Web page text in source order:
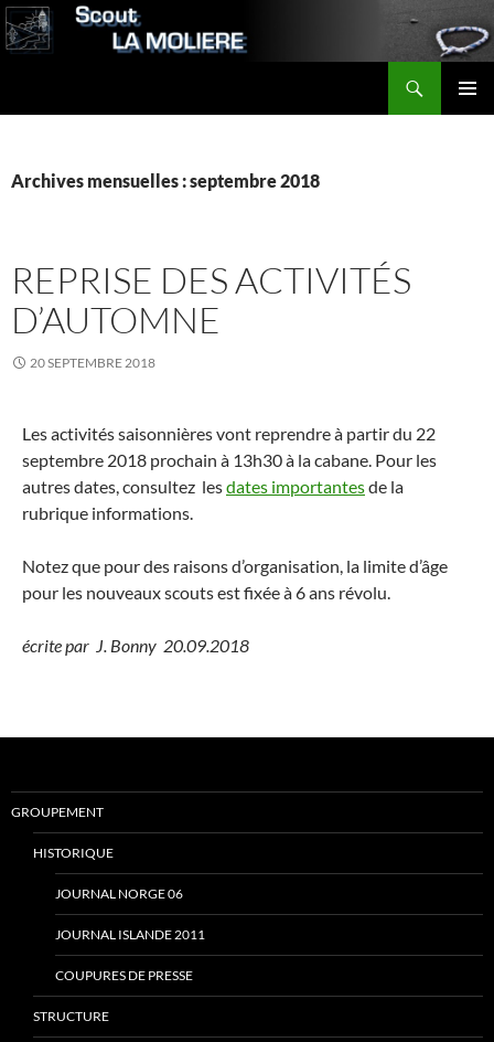
Aller
au
Archives mensuelles : septembre 2018
REPRISE DES ACTIVITÉS
D’AUTOMNE
20 SEPTEMBRE 2018
Les activités saisonnières vont reprendre à partir du 22
septembre 2018 prochain à 13h30 à la cabane. Pour les
autres dates, consultez lesdates importantesde la
rubrique informations.
Notez que pour des raisons d’organisation, la limite d’âge
pour les nouveaux scouts est fixée à 6 ans révolu.
écrite par J. Bonny 20.09.2018
GROUPEMENT
HISTORIQUE
JOURNAL NORGE 06
JOURNAL ISLANDE 2011
COUPURES DE PRESSE
STRUCTURE